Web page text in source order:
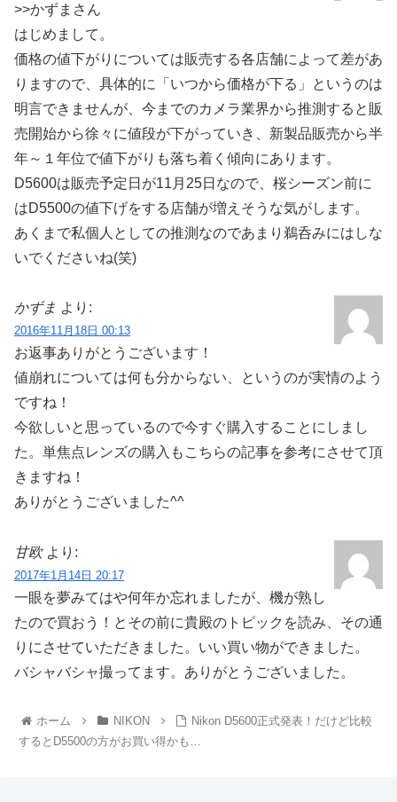
>>かずまさん
はじめまして。
価格の値下がりについては販売する各店舗によって差があ
りますので、具体的に「いつから価格が下る」というのは
明言できませんが、今までのカメラ業界から推測すると販
売開始から徐々に値段が下がっていき、新製品販売から半
年～１年位で値下がりも落ち着く傾向にあります。
D5600は販売予定日が11月25日なので、桜シーズン前に
はD5500の値下げをする店舗が増えそうな気がします。
あくまで私個人としての推測なのであまり鵜呑みにはしな
いでくださいね(笑)
かずま より:
2016年11月18日 00:13
お返事ありがとうございます！
値崩れについては何も分からない、というのが実情のよう
ですね！
今欲しいと思っているので今すぐ購入することにしまし
た。単焦点レンズの購入もこちらの記事を参考にさせて頂
きますね！
ありがとうございました^^
甘欧 より:
2017年1月14日 20:17
一眼を夢みてはや何年か忘れましたが、機が熟し
たので買おう！とその前に貴殿のトピックを読み、その通
りにさせていただきました。いい買い物ができました。
バシャバシャ撮ってます。ありがとうございました。
ホーム NIKON
Nikon D5600正式発表！だけど比較
するとD5500の方がお買い得かも…